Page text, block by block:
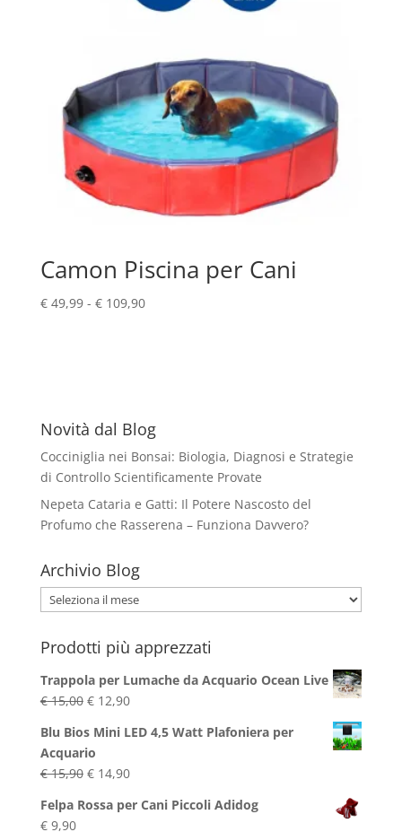
Camon Piscina per Cani
€49,99 - €109,90Fascia
€ 109,90
Novità dal Blog
Cocciniglia nei Bonsai: Biologia, Diagnosi e Strategie
di Controllo Scientificamente Provate
Nepeta Cataria e Gatti: Il Potere Nascosto del
Profumo che Rasserena – Funziona Davvero?
Archivio Blog
Archivio
Blog
Prodotti più apprezzati
Trappola per Lumache da Acquario Ocean Live
€15,00 Il
originale
era:
€ 15,00.
€12,90Il
attuale
€ 12,90.
Blu Bios Mini LED 4,5 Watt Plafoniera per
Acquario
€15,90 Il
originale
€14,90Il
attuale
Felpa Rossa per Cani Piccoli Adidog
€9,90